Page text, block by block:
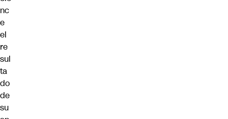
nc
e
el
re
sul
ta
do
de
su